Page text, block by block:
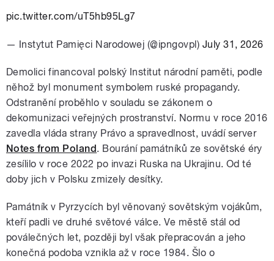
pic.twitter.com/uT5hb95Lg7
— Instytut Pamięci Narodowej (@ipngovpl) July 31, 2026
Demolici financoval polský Institut národní paměti, podle
něhož byl monument symbolem ruské propagandy.
Odstranění proběhlo v souladu se zákonem o
dekomunizaci veřejných prostranství. Normu v roce 2016
zavedla vláda strany Právo a spravedlnost, uvádí server
Notes from Poland. Bourání památníků ze sovětské éry
zesílilo v roce 2022 po invazi Ruska na Ukrajinu. Od té
doby jich v Polsku zmizely desítky.
Památník v Pyrzycích byl věnovaný sovětským vojákům,
kteří padli ve druhé světové válce. Ve městě stál od
poválečných let, později byl však přepracován a jeho
konečná podoba vznikla až v roce 1984. Šlo o